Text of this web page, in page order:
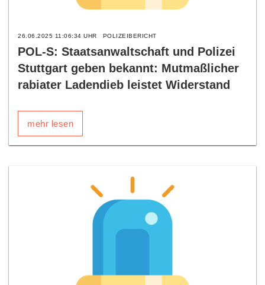
26.06.2025 11:06:34 UHR POLIZEIBERICHT
POL-S: Staatsanwaltschaft und Polizei
Stuttgart geben bekannt: Mutmaßlicher
rabiater Ladendieb leistet Widerstand
mehr lesen